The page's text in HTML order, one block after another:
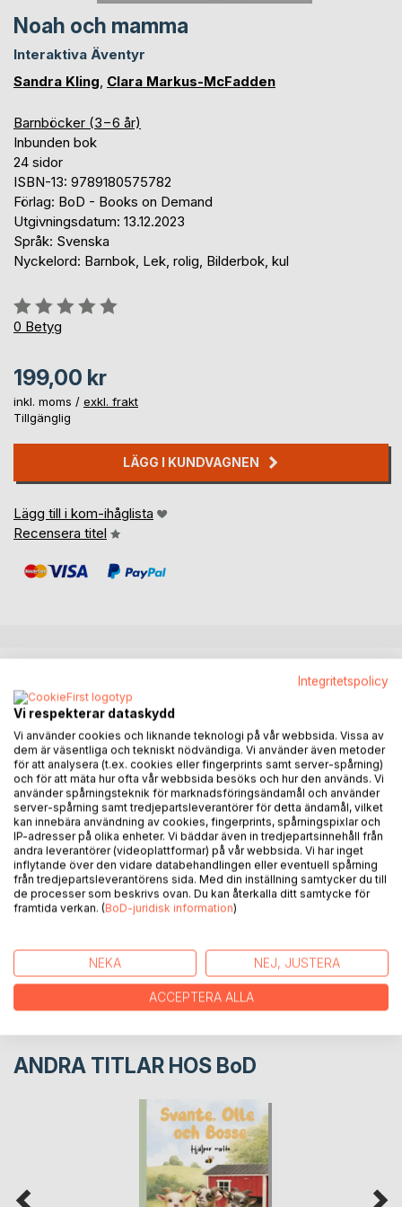
Noah och mamma
Interaktiva Äventyr
Sandra Kling Clara Markus-McFadden
Barnböcker (3−6 år)
Inbunden bok
24 sidor
ISBN-13: 9789180575782
Förlag: BoD - Books on Demand
Utgivningsdatum: 13.12.2023
Språk: Svenska
Nyckelord: Barnbok, Lek, rolig, Bilderbok, kul
Betyg::
0%
0 Betyg
199,00 kr
inkl. moms / exkl. frakt
Tillgänglig
LÄGG I KUNDVAGNEN
Lägg till i kom-ihåglista
Recensera titel
Noah & mamma är en bok som inspirerar till att leka
tillsammans. Här följer du Noah när han busar med sin
mamma. Samtidigt som du läser, får du små instruktioner
om hur ni kan busa tillsammans. Kanske räknar ni tår, dansar
eller trummar. Det gör i alla fall Noah och mamma!
FÖRFATTARE
KOMMENTARER I PRESSEN
RECENSIONER
ANDRA TITLAR HOS BoD
Integritetspolicy
Vi respekterar dataskydd
Vi använder cookies och liknande teknologi på vår webbsida. Vissa av
dem är väsentliga och tekniskt nödvändiga. Vi använder även metoder
för att analysera (t.ex. cookies eller fingerprints samt server-spårning)
och för att mäta hur ofta vår webbsida besöks och hur den används. Vi
använder spårningsteknik för marknadsföringsändamål och använder
server-spårning samt tredjepartsleverantörer för detta ändamål, vilket
kan innebära användning av cookies, fingerprints, spårningspixlar och
IP-adresser på olika enheter. Vi bäddar även in tredjepartsinnehåll från
andra leverantörer (videoplattformar) på vår webbsida. Vi har inget
inflytande över den vidare databehandlingen eller eventuell spårning
från tredjepartsleverantörens sida. Med din inställning samtycker du till
de processer som beskrivs ovan. Du kan återkalla ditt samtycke för
framtida verkan. (BoD-juridisk information)
NEKA NEJ, JUSTERA
ACCEPTERA ALLA